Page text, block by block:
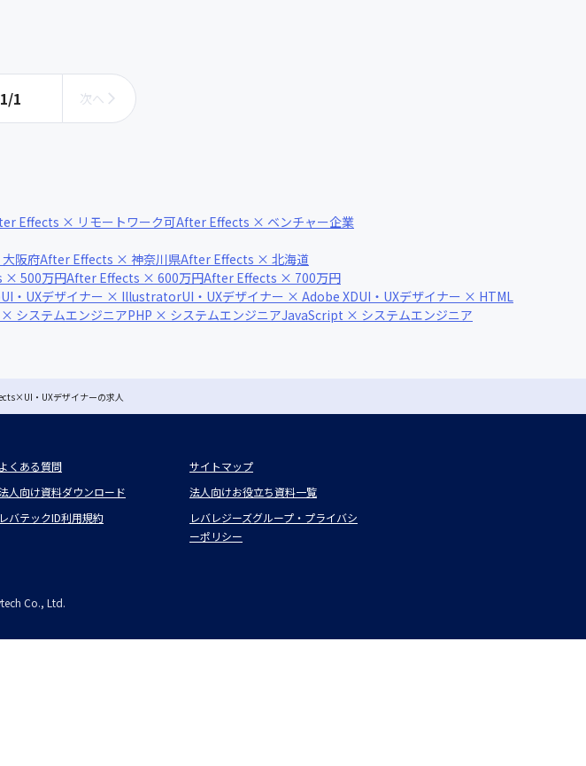
1/1 次へ
Effects × リモートワーク可After Effects × ベンチャー企業
阪府After Effects × 神奈川県After Effects × 北海道
× 500万円After Effects × 600万円After Effects × 700万円
UI・UXデザイナー × IllustratorUI・UXデザイナー × Adobe XDUI・UXデザイナー × HTML
システムエンジニアPHP × システムエンジニアJavaScript × システムエンジニア
・UXデザイナーの求人
よくある質問
サイトマップ
人向け資料ダウンロード
法人向けお役立ち資料一覧
レバテックID利用規約
レバレジーズグループ・プライバシ
ーポリシー
Co., Ltd.